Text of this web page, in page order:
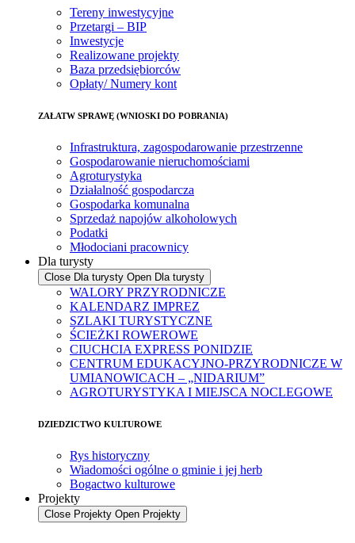
Tereny inwestycyjne
Przetargi – BIP
Inwestycje
Realizowane projekty
Baza przedsiębiorców
Opłaty/ Numery kont
ZAŁATW SPRAWĘ (WNIOSKI DO POBRANIA)
Infrastruktura, zagospodarowanie przestrzenne
Gospodarowanie nieruchomościami
Agroturystyka
Działalność gospodarcza
Gospodarka komunalna
Sprzedaż napojów alkoholowych
Podatki
Młodociani pracownicy
Dla turysty
Close Dla turysty Open Dla turysty
WALORY PRZYRODNICZE
KALENDARZ IMPREZ
SZLAKI TURYSTYCZNE
ŚCIEŻKI ROWEROWE
CIUCHCIA EXPRESS PONIDZIE
CENTRUM EDUKACYJNO-PRZYRODNICZE W
UMIANOWICACH – „NIDARIUM”
AGROTURYSTYKA I MIEJSCA NOCLEGOWE
DZIEDZICTWO KULTUROWE
Rys historyczny
Wiadomości ogólne o gminie i jej herb
Bogactwo kulturowe
Projekty
Close Projekty Open Projekty